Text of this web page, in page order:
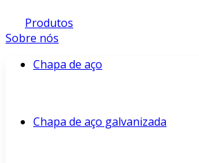
Produtos
Sobre nós
Chapa de aço
Chapa de aço galvanizada